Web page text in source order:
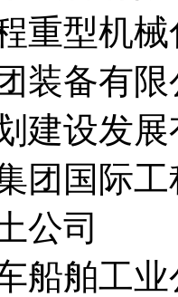
重型机
装备有限
建设发
团国际
公司
船舶工业